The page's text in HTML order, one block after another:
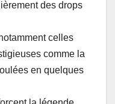
des drops
celles
comme la
en quelques